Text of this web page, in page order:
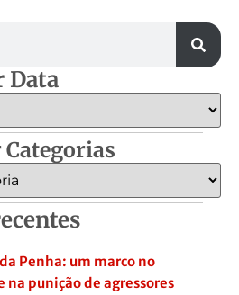
Data
Penha: um marco no
na punição de agressores